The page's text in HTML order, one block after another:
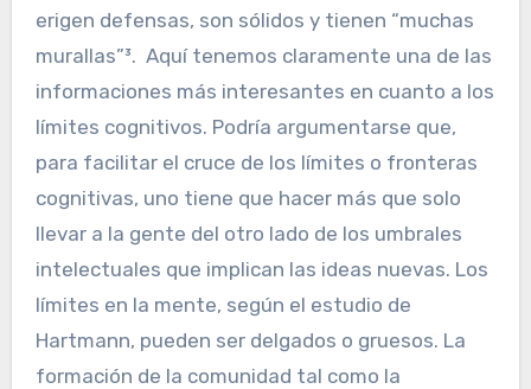
erigen defensas, son sólidos y tienen “muchas
murallas”³. Aquí tenemos claramente una de las
informaciones más interesantes en cuanto a los
límites cognitivos. Podría argumentarse que,
para facilitar el cruce de los límites o fronteras
cognitivas, uno tiene que hacer más que solo
llevar a la gente del otro lado de los umbrales
intelectuales que implican las ideas nuevas. Los
límites en la mente, según el estudio de
Hartmann, pueden ser delgados o gruesos. La
formación de la comunidad tal como la